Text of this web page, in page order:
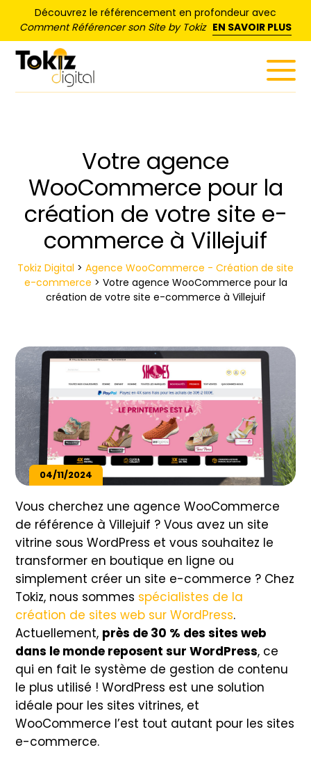
Découvrez le référencement en profondeur avec
Comment Référencer son Site by Tokiz EN SAVOIR PLUS
Votre agence
WooCommerce pour la
création de votre site e-
commerce à Villejuif
Tokiz Digital > Agence WooCommerce - Création de site
e-commerce > Votre agence WooCommerce pour la
création de votre site e-commerce à Villejuif
04/11/2024
Vous cherchez une agence WooCommerce
de référence à Villejuif ? Vous avez un site
vitrine sous WordPress et vous souhaitez le
transformer en boutique en ligne ou
simplement créer un site e-commerce ? Chez
Tokiz, nous sommes spécialistes de la
création de sites web sur WordPress.
Actuellement, près de 30 % des sites web
dans le monde reposent sur WordPress, ce
qui en fait le système de gestion de contenu
le plus utilisé ! WordPress est une solution
idéale pour les sites vitrines, et
WooCommerce l’est tout autant pour les sites
e-commerce.
Panneau de gestion des cookies